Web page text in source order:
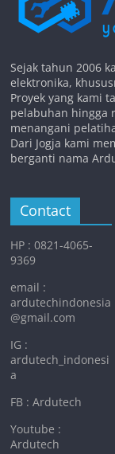
Sejak tahun 2006
elektronika,
Proyek yang kami
pelabuhan hingga
menangani
Dari Jogja kami
berganti nama
Contact
HP : 0821-4065-
9369
email :
ardutechindonesia
@gmail.com
IG :
ardutech_indonesi
a
FB : Ardutech
Youtube :
Ardutech